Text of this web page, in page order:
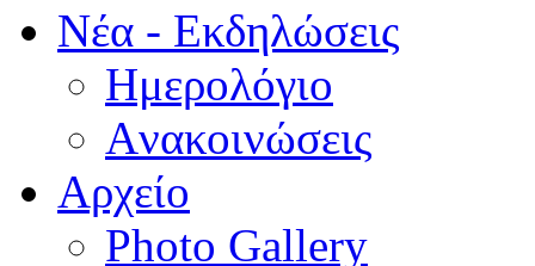
Νέα - Εκδηλώσεις
Ημερολόγιο
Aνακοινώσεις
Αρχείο
Photo Gallery